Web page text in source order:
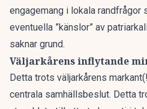
engagemang i lokala randfrågor
eventuella ”känslor” av
saknar grund.
Väljarkårens inflytande
Detta trots väljarkårens
centrala samhällsbeslut. Detta